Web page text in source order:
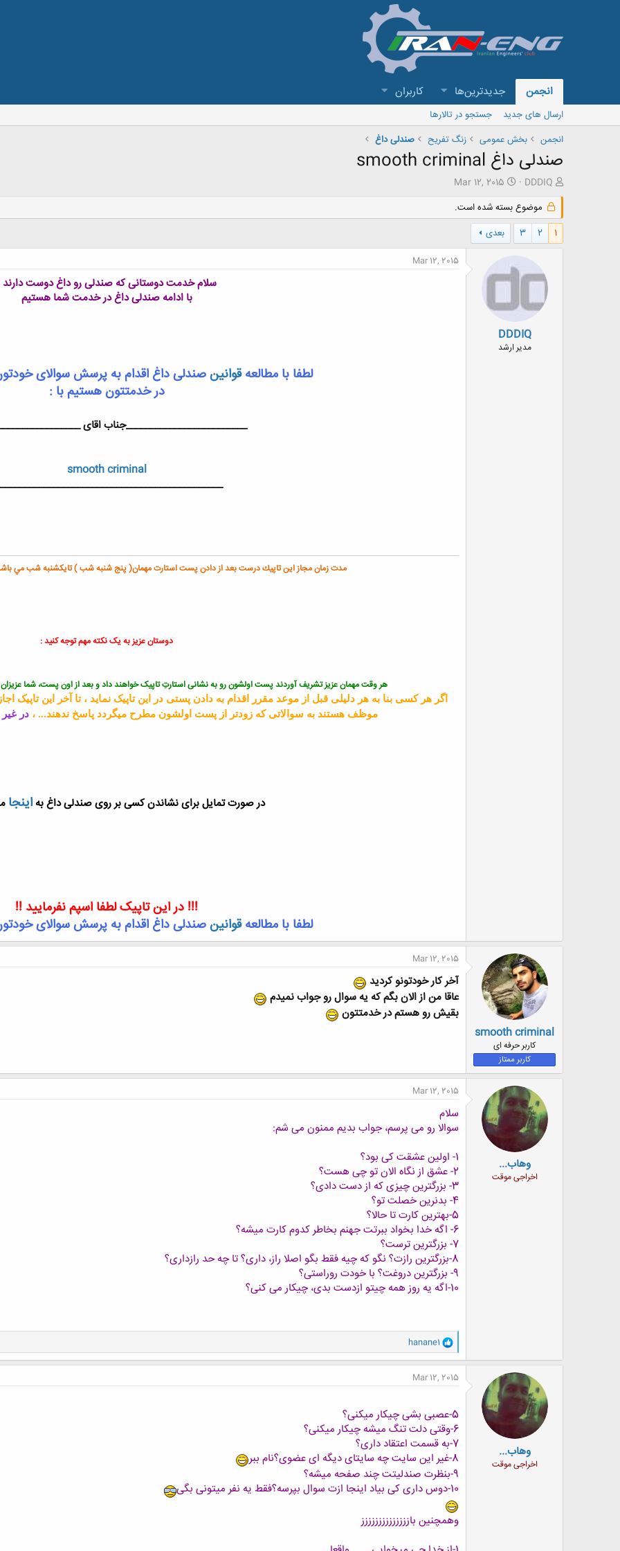
انجمن جدیدترین‌ها کاربران
ارسال های جدید
جستجو در تالارها
انجمن
بخش عمومی زنگ تفريح صندلی داغ
صندلی داغ smooth criminal
ش
و
ع
ن
DDDIQ
ت
ر
ی
خ
ش
ع
Mar 12, 2015
موضوع بسته شده است.
1
2
3 بعدی
DDDIQ
مدیر ارشد
Mar 12, 2015
سلام خدمت دوستانی که صندلی رو داغ دوست دارند
با ادامه صندلی داغ در خدمت شما هستیم
لطفا با مطالعهقوانینصندلی داغ اقدام به پرسش سوالای
در خدمتتون هستیم با :
_________________________جناب اقای
smooth criminal
مدت زمان مجاز اين تاپيك درست بعد از دادن پست استارت مهمان( پنج شنبه شب ) تایکشنبه شب مي
دوستان عزیز به یک نکته مهم توجه کنید :
هر وقت مهمان عزیز تشریف آوردند پست اولشون رو به نشانی استارتِ تاپیک خواهند داد و بعد از اون پست، شما
اگر هر کسی بنا به هر دلیلی قبل از موعد مقرر اقدام به دادن پستی در این تاپیک نماید ، تا آخر این
موظف هستند به سوالاتی که زودتر از پست اولشون مطرح میگردد پاسخ ندهند... ، در
در صورت تمایل برای نشاندن کسی بر روی صندلی داغ به اینجا
!!! در این تاپیک لطفا اسپم نفرمایید !!
لطفا با مطالعهقوانینصندلی داغ اقدام به پرسش سوالای
smooth criminal
کاربر حرفه ای
کاربر ممتاز
Mar 12, 2015
آخر کار خودتونو کردید
عاقا من از الان بگم که یه سوال رو جواب نمیدم
بقیش رو هستم در خدمتتون
وهاب...
اخراجی موقت
Mar 12, 2015
سلام
سوالا رو می پرسم، جواب بدیم ممنون می شم:
1- اولین عشقت کی بود؟
2- عشق از نگاه الان تو چی هست؟
3- بزرگترین چیزی که از دست دادی؟
4- بدنرین خصلت تو؟
5-بهترین کارت تا حالا؟
6- اگه خدا بخواد ببرتت جهنم بخاطر کدوم کارت میشه؟
7- بزرگترین ترست؟
8-بزرگترین رازت؟ نگو که چیه فقط بگو اصلا راز، داری؟ تا چه حد رازداری؟
9- بزرگترین دروغت؟ با خودت روراستی؟
10-اگه یه روز همه چیتو ازدست بدی، چیکار می کنی؟
و
ا
ک
ش
:
hanane1
وهاب...
اخراجی موقت
Mar 12, 2015
5-عصبی بشی چیکار میکنی؟
6-وقتی دلت تنگ میشه چیکار میکنی؟
7-به قسمت اعتقاد داری؟
8-غیر این سایت چه سایتای دیگه ای عضوی؟نام ببر
9-بنظرت صندلیتت چند صفحه میشه؟
10-دوس داری کی بیاد اینجا ازت سوال بپرسه؟فقط یه نفر میتونی بگی
وهمچنین بازززززززززززززز